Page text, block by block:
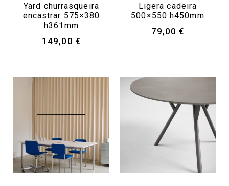
Yard churrasqueira
encastrar 575×380
h361mm
149,00 €
Ligera cadeira
500×550 h450mm
79,00€